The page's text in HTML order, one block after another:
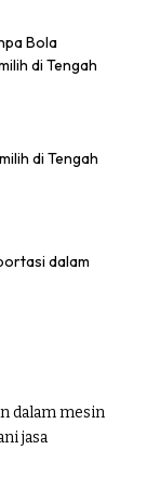
Bola
di Tengah
di Tengah
dalam
dalam mesin
jasa